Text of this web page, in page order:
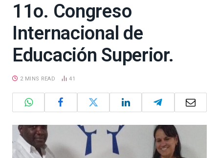
11o. Congreso
Internacional de
Educación Superior.
2 MINS READ 41